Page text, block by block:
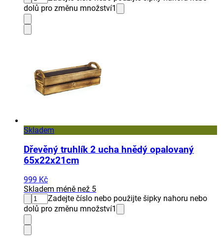
dolů pro změnu množství1
Skladem
Dřevěný truhlík 2 ucha hnědý opalovaný
65x22x21cm
999 Kč
Skladem méně než 5
Zadejte číslo nebo použijte šipky nahoru nebo
dolů pro změnu množství1